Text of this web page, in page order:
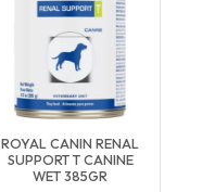
ROYAL CANIN RENAL
SUPPORT T CANINE
WET 385GR